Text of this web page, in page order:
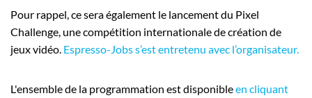
Pour rappel, ce sera également le lancement du Pixel
Challenge, une compétition internationale de création de
jeux vidéo. Espresso-Jobs s’est entretenu avec l’organisateur.
L'ensemble de la programmation est disponibleen cliquant